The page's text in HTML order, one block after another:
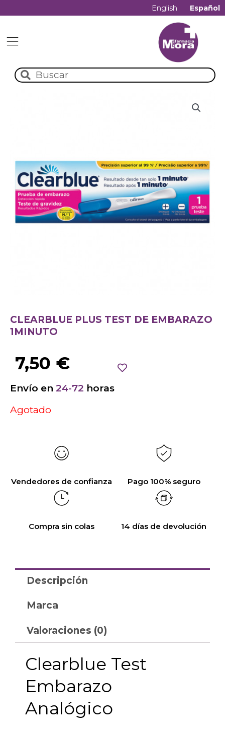
English Español
CLEARBLUE PLUS TEST DE EMBARAZO
1MINUTO
7,50 €
Envío en 24-72 horas
Agotado
Vendedores de confianza Pago 100% seguro
Compra sin colas 14 días de devolución
Descripción
Marca
Valoraciones (0)
Clearblue Test
Embarazo
Analógico